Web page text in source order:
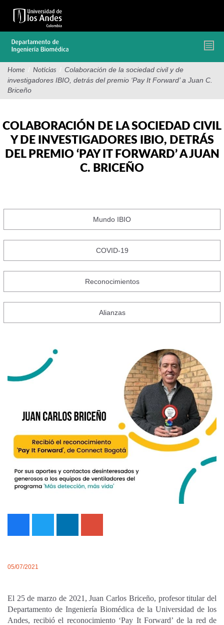
contenido
Home / Noticias / Colaboración de la sociedad civil y de
investigadores IBIO, detrás del premio ‘Pay It Forward’ a Juan C.
Briceño
COLABORACIÓN DE LA SOCIEDAD CIVIL
Y DE INVESTIGADORES IBIO, DETRÁS
DEL PREMIO ‘PAY IT FORWARD’ A JUAN
C. BRICEÑO
Mundo IBIO
COVID-19
Reconocimientos
Alianzas
05/07/2021
El 25 de marzo de 2021, Juan Carlos Briceño, profesor titular del
Departamento de Ingeniería Biomédica de la Universidad de los
Andes, recibió el reconocimiento ‘Pay It Forward’ de la red de